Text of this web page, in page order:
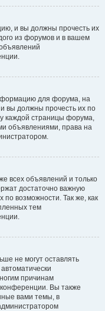
и вы должны прочесть их
из форумов и в вашем
для форума, на
вы должны прочесть их по
каждой страницы форума,
объявлениями, права на
всех объявлений и только
достаточно важную
возможности. Так же, как
тем
не могут оставлять
причинам
Вы также
вами темы, в